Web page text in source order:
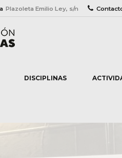
Plazoleta Emilio Ley, s/n
DISCIPLINAS